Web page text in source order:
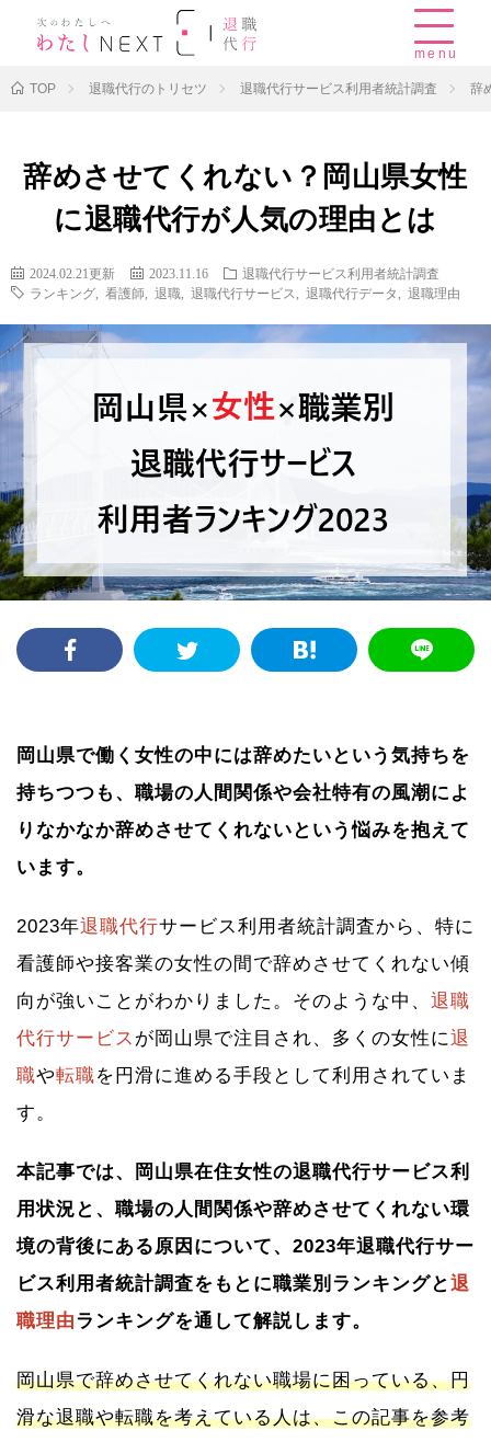
menu
TOP 退職代行のトリセツ 退職代行サービス利用者統計調査 辞
辞めさせてくれない？岡山県女性
に退職代行が人気の理由とは
2024.02.21更新 2023.11.16
退職代行サービス利用者統計調査
ランキング
看護師 退職 退職代行サービス 退職代行データ 退職理由
岡山県で働く女性の中には辞めたいという気持ちを
持ちつつも、職場の人間関係や会社特有の風潮によ
りなかなか辞めさせてくれないという悩みを抱えて
います。
2023年退職代行サービス利用者統計調査から、特に
看護師や接客業の女性の間で辞めさせてくれない傾
向が強いことがわかりました。そのような中、 退職
代行サービス が岡山県で注目され、多くの女性に退
職や転職を円滑に進める手段として利用されていま
す。
本記事では、岡山県在住女性の退職代行サービス利
用状況と、職場の人間関係や辞めさせてくれない環
境の背後にある原因について、2023年退職代行サー
ビス利用者統計調査をもとに職業別ランキングと退
職理由ランキングを通して解説します。
岡山県で辞めさせてくれない職場に困っている、円
滑な退職や転職を考えている人は、この記事を参考